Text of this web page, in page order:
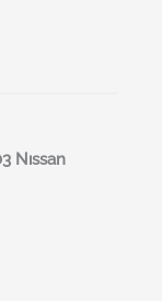
Nıssan